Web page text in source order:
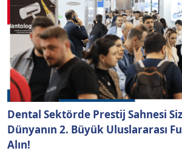
Dental Sektörde Prestij Sahnesi
Dünyanın 2. Büyük Uluslararası
Alın!